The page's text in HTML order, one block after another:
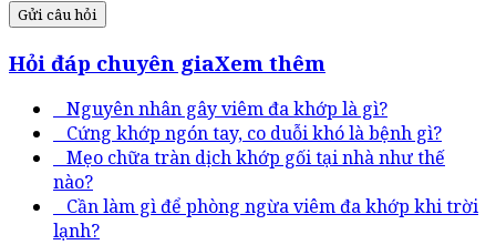
Gửi câu hỏi
Hỏi đáp chuyên giaXem thêm
Nguyên nhân gây viêm đa khớp là gì?
Cứng khớp ngón tay, co duỗi khó là bệnh gì?
Mẹo chữa tràn dịch khớp gối tại nhà như thế
nào?
Cần làm gì để phòng ngừa viêm đa khớp khi trời
lạnh?